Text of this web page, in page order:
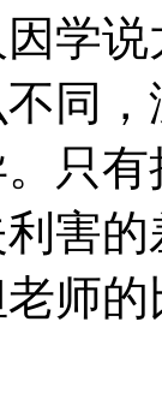
学
同
只
害
师